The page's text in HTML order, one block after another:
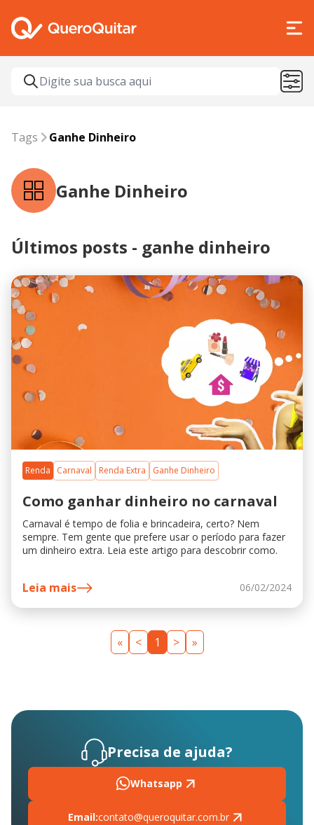
Tags ganhe dinheiro
Tags Ganhe Dinheiro
Ganhe Dinheiro
Últimos posts - ganhe dinheiro
Renda Carnaval Renda Extra Ganhe Dinheiro
Como ganhar dinheiro no carnaval
Carnaval é tempo de folia e brincadeira, certo? Nem
sempre. Tem gente que prefere usar o período para fazer
um dinheiro extra. Leia este artigo para descobrir como.
Leia mais 06/02/2024
« < 1 > »
Precisa de ajuda?
Whatsapp
Email:contato@queroquitar.com.br